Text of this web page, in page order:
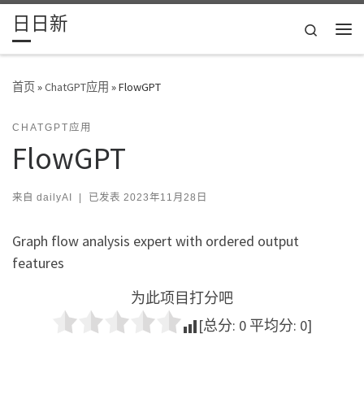
Skip to content
日日新
Search
首页»ChatGPT应用 »FlowGPT
CHATGPT应用
FlowGPT
来自 dailyAI | 已发表 2023年11月28日
Graph flow analysis expert with ordered output
features
为此项目打分吧
[总分: 0 平均分: 0]